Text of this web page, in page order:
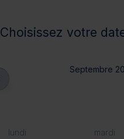
lundi mardi
Choisissez votre
Septembre